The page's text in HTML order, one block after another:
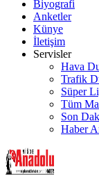
Biyografi
Anketler
Künye
İletişim
Servisler
Hava
Trafik
Süper
Tüm
Son
Haber